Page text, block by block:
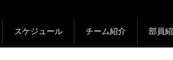
スケジュール チーム紹介 部員